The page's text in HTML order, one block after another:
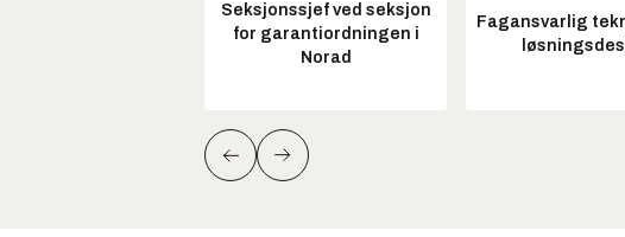
Seksjonssjef ved seksjon
for garantiordningen i
Norad
Fagansvarlig